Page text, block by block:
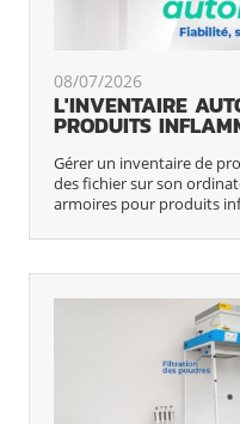
08/07/2026
L'INVENTAIRE
PRODUITS
Gérer un inventaire de
des fichier sur son
armoires pour produits